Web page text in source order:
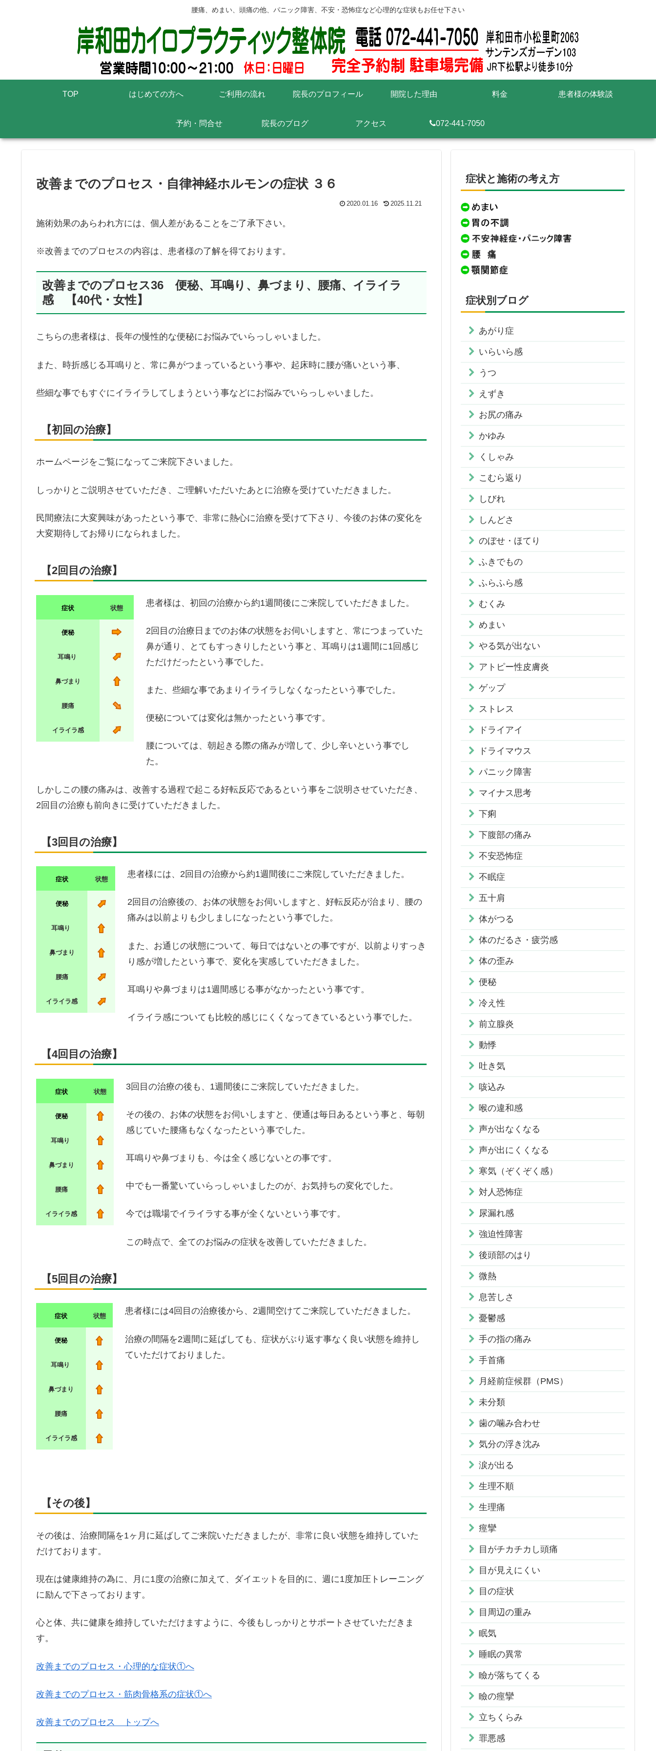
腰痛、めまい、頭痛の他、パニック障害、不安・恐怖症など心理的な症状もお任せ下さい
TOP はじめての方へ ご利用の流れ 院長のプロフィール 開院した理由 料金 患者様の体験談
予約・問合せ 院長のブログ アクセス 072-441-7050
改善までのプロセス・自律神経ホルモンの症状 ３６
2020.01.16 2025.11.21
施術効果のあらわれ方には、個人差があることをご了承下さい。
※改善までのプロセスの内容は、患者様の了解を得ております。
改善までのプロセス36 便秘、耳鳴り、鼻づまり、腰痛、イライラ
感 【40代・女性】
こちらの患者様は、長年の慢性的な便秘にお悩みでいらっしゃいました。
また、時折感じる耳鳴りと、常に鼻がつまっているという事や、起床時に腰が痛いという事、
些細な事でもすぐにイライラしてしまうという事などにお悩みでいらっしゃいました。
【初回の治療】
ホームページをご覧になってご来院下さいました。
しっかりとご説明させていただき、ご理解いただいたあとに治療を受けていただきました。
民間療法に大変興味があったという事で、非常に熱心に治療を受けて下さり、今後のお体の変化を
大変期待してお帰りになられました。
【2回目の治療】
症状 状態
便秘
耳鳴り
鼻づまり
腰痛
イライラ感
患者様は、初回の治療から約1週間後にご来院していただきました。
2回目の治療日までのお体の状態をお伺いしますと、常につまっていた
鼻が通り、とてもすっきりしたという事と、耳鳴りは1週間に1回感じ
ただけだったという事でした。
また、些細な事であまりイライラしなくなったという事でした。
便秘については変化は無かったという事です。
腰については、朝起きる際の痛みが増して、少し辛いという事でし
た。
しかしこの腰の痛みは、改善する過程で起こる好転反応であるという事をご説明させていただき、
2回目の治療も前向きに受けていただきました。
【3回目の治療】
症状 状態
便秘
耳鳴り
鼻づまり
腰痛
イライラ感
患者様には、2回目の治療から約1週間後にご来院していただきました。
2回目の治療後の、お体の状態をお伺いしますと、好転反応が治まり、腰の
痛みは以前よりも少しましになったという事でした。
また、お通じの状態について、毎日ではないとの事ですが、以前よりすっき
り感が増したという事で、変化を実感していただきました。
耳鳴りや鼻づまりは1週間感じる事がなかったという事です。
イライラ感についても比較的感じにくくなってきているという事でした。
【4回目の治療】
症状 状態
便秘
耳鳴り
鼻づまり
腰痛
イライラ感
3回目の治療の後も、1週間後にご来院していただきました。
その後の、お体の状態をお伺いしますと、便通は毎日あるという事と、毎朝
感じていた腰痛もなくなったという事でした。
耳鳴りや鼻づまりも、今は全く感じないとの事です。
中でも一番驚いていらっしゃいましたのが、お気持ちの変化でした。
今では職場でイライラする事が全くないという事です。
この時点で、全てのお悩みの症状を改善していただきました。
【5回目の治療】
症状 状態
便秘
耳鳴り
鼻づまり
腰痛
イライラ感
患者様には4回目の治療後から、2週間空けてご来院していただきました。
治療の間隔を2週間に延ばしても、症状がぶり返す事なく良い状態を維持し
ていただけておりました。
【その後】
その後は、治療間隔を1ヶ月に延ばしてご来院いただきましたが、非常に良い状態を維持していた
だけております。
現在は健康維持の為に、月に1度の治療に加えて、ダイエットを目的に、週に1度加圧トレーニング
に励んで下さっております。
心と体、共に健康を維持していただけますように、今後もしっかりとサポートさせていただきま
す。
改善までのプロセス・心理的な症状①へ
改善までのプロセス・筋肉骨格系の症状①へ
改善までのプロセス トップへ
症状と施術の考え方
症状別ブログ
あがり症
いらいら感
うつ
えずき
お尻の痛み
かゆみ
くしゃみ
こむら返り
しびれ
しんどさ
のぼせ・ほてり
ふきでもの
ふらふら感
むくみ
めまい
やる気が出ない
アトピー性皮膚炎
ゲップ
ストレス
ドライアイ
ドライマウス
パニック障害
マイナス思考
下痢
下腹部の痛み
不安恐怖症
不眠症
五十肩
体がつる
体のだるさ・疲労感
体の歪み
便秘
冷え性
前立腺炎
動悸
吐き気
咳込み
喉の違和感
声が出なくなる
声が出にくくなる
寒気（ぞくぞく感）
対人恐怖症
尿漏れ感
強迫性障害
後頭部のはり
微熱
息苦しさ
憂鬱感
手の指の痛み
手首痛
月経前症候群（PMS）
未分類
歯の噛み合わせ
気分の浮き沈み
涙が出る
生理不順
生理痛
痙攣
目がチカチカし頭痛
目が見えにくい
目の症状
目周辺の重み
眠気
睡眠の異常
瞼が落ちてくる
瞼の痙攣
立ちくらみ
罪悪感